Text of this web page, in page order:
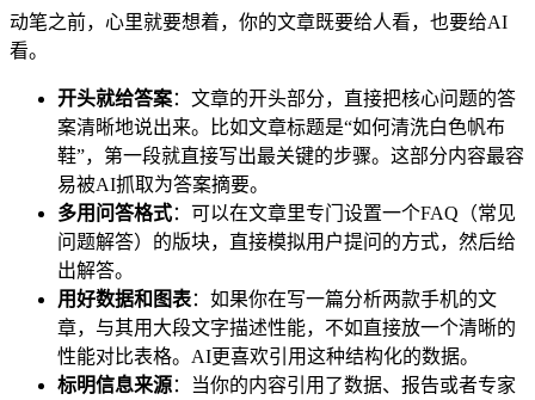
动笔之前，心里就要想着，你的文章既要给人看，也要给AI
看。
开头就给答案：文章的开头部分，直接把核心问题的答
案清晰地说出来。比如文章标题是“如何清洗白色帆布
鞋”，第一段就直接写出最关键的步骤。这部分内容最容
易被AI抓取为答案摘要。
多用问答格式：可以在文章里专门设置一个FAQ（常见
问题解答）的版块，直接模拟用户提问的方式，然后给
出解答。
用好数据和图表：如果你在写一篇分析两款手机的文
章，与其用大段文字描述性能，不如直接放一个清晰的
性能对比表格。AI更喜欢引用这种结构化的数据。
标明信息来源：当你的内容引用了数据、报告或者专家